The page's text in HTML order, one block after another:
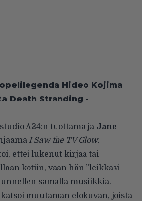
Hideo Kojima
Death Stranding -
A24:n tuottama ja Jane
I Saw the TV Glow.
ettei lukenut kirjaa tai
kotiin, vaan hän ”leikkasi
samalla musiikkia.
muutaman elokuvan, joista